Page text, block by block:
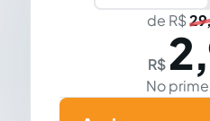
de R$
R$
No